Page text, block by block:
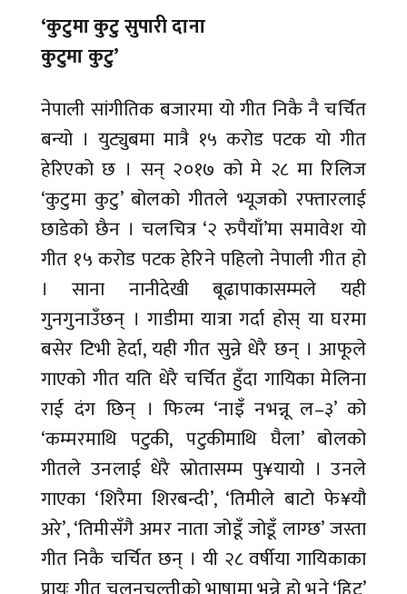
‘कुटुमा कुटु सुपारी दाना
कुटुमा कुटु’
नेपाली सांगीतिक बजारमा यो गीत निकै नै चर्चित
बन्यो । युट्युबमा मात्रै १५ करोड पटक यो गीत
हेरिएको छ । सन् २०१७ को मे २८ मा रिलिज
‘कुटुमा कुटु’ बोलको गीतले भ्यूजको रफ्तारलाई
छाडेको छैन । चलचित्र ‘२ रुपैयाँ’मा समावेश यो
गीत १५ करोड पटक हेरिने पहिलो नेपाली गीत हो
। साना नानीदेखी बूढापाकासम्मले यही
गुनगुनाउँछन् । गाडीमा यात्रा गर्दा होस् या घरमा
बसेर टिभी हेर्दा, यही गीत सुन्ने धेरै छन् । आफूले
गाएको गीत यति धेरै चर्चित हुँदा गायिका मेलिना
राई दंग छिन् । फिल्म ‘नाइँ नभन्नू ल–३’ को
‘कम्मरमाथि पटुकी, पटुकीमाथि घैला’ बोलको
गीतले उनलाई धेरै स्रोतासम्म पु¥यायो । उनले
गाएका ‘शिरैमा शिरबन्दी’, ‘तिमीले बाटो फे¥यौ
अरे’, ‘तिमीसँगै अमर नाता जोडूँ जोडूँ लाग्छ’ जस्ता
गीत निकै चर्चित छन् । यी २८ वर्षीया गायिकाका